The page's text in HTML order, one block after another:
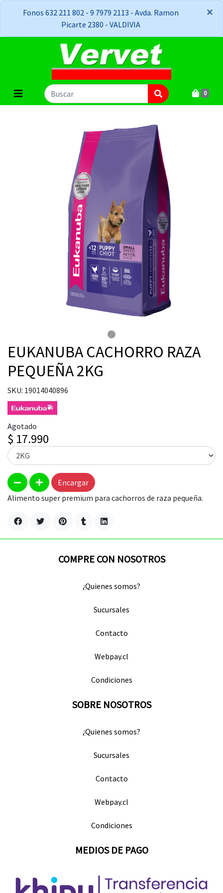
Fonos 632 211 802 - 9 7979 2113 - Avda. Ramon
Picarte 2380 - VALDIVIA
×
×
0
EUKANUBA CACHORRO RAZA
PEQUEÑA 2KG
SKU: 19014040896
Agotado
$ 17.990
Encargar
Alimento super premium para cachorros de raza pequeña.
COMPRE CON NOSOTROS
¿Quienes somos?
Sucursales
Contacto
Webpay.cl
Condiciones
SOBRE NOSOTROS
¿Quienes somos?
Sucursales
Contacto
Webpay.cl
Condiciones
MEDIOS DE PAGO